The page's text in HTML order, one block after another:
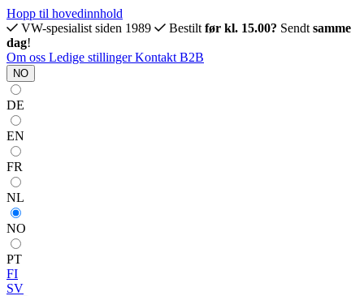
Hopp til hovedinnhold
VW-spesialist siden 1989
Bestilt før kl. 15.00? Sendt samme
dag!
Om oss Ledige stillingerKontakt B2B
NO
DE
EN
FR
NL
NO
PT
FI
SV